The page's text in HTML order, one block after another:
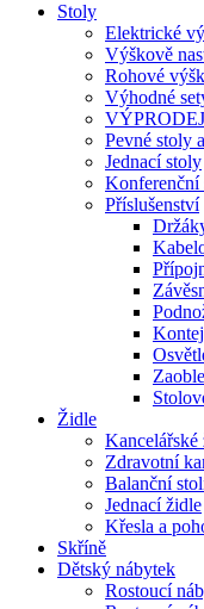
Stoly
Elektrické
Výškově
Rohové
Výhodné
VÝPRODEJ
Pevné stoly
Jednací stoly
Konferenční
Příslušenství
Židle
Kancelářské
Zdravotní
Balanční
Jednací židle
Křesla a
Skříně
Dětský nábytek
Rostoucí